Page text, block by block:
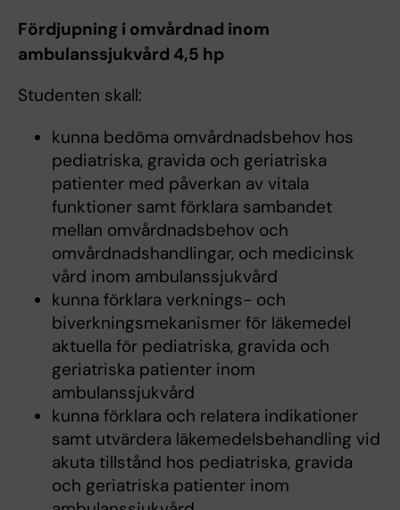
Fördjupning i omvårdnad inom
ambulanssjukvård 4,5 hp
Studenten skall:
kunna bedöma omvårdnadsbehov hos
pediatriska, gravida och geriatriska
patienter med påverkan av vitala
funktioner samt förklara sambandet
mellan omvårdnadsbehov och
omvårdnadshandlingar, och medicinsk
vård inom ambulanssjukvård
kunna förklara verknings- och
biverkningsmekanismer för läkemedel
aktuella för pediatriska, gravida och
geriatriska patienter inom
ambulanssjukvård
kunna förklara och relatera indikationer
samt utvärdera läkemedelsbehandling vid
akuta tillstånd hos pediatriska, gravida
och geriatriska patienter inom